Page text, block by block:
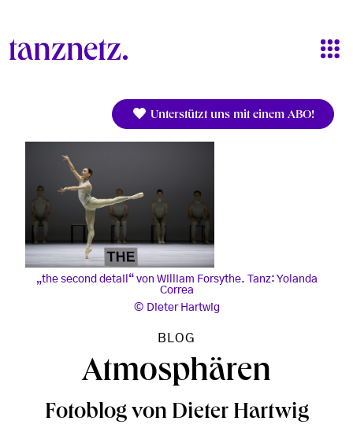
Unterstützt uns mit einem ABO!
„the second detail“ von William Forsythe. Tanz: Yolanda
Correa
Dieter Hartwig
BLOG
Atmosphären
Fotoblog von Dieter Hartwig